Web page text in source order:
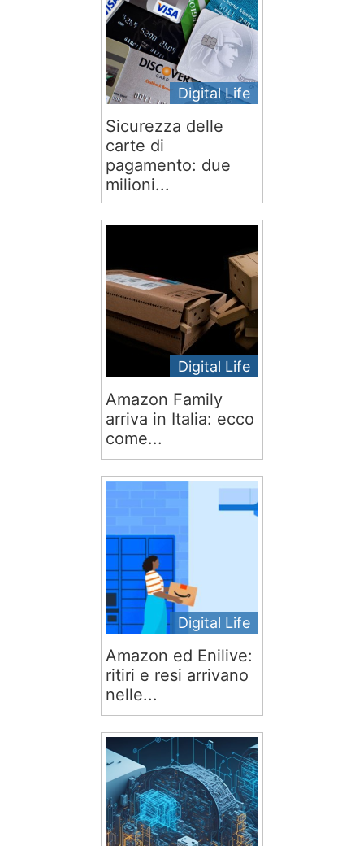
Digital Life
Sicurezza delle
carte di
pagamento: due
milioni...
Digital Life
Amazon Family
arriva in Italia: ecco
come...
Digital Life
Amazon ed Enilive:
ritiri e resi arrivano
nelle...